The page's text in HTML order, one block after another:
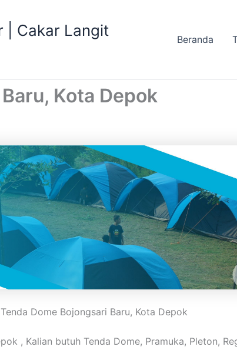
| Cakar Langit
Beranda
Kota Depok
Dome Bojongsari Baru, Kota Depok
, Kalian butuh Tenda Dome, Pramuka, Pleton,